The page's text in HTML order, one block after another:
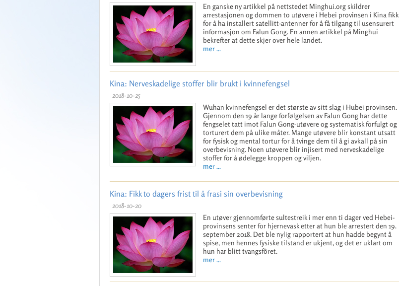
En ganske ny artikkel på nettstedet Minghui.org skildrer
arrestasjonen og dommen to utøvere i Hebei provinsen i Kina fikk
for å ha installert satellitt-antenner for å få tilgang til usensurert
informasjon om Falun Gong. En annen artikkel på Minghui
bekrefter at dette skjer over hele landet.
mer ...
Kina: Nerveskadelige stoffer blir brukt i kvinnefengsel
2018-10-25
Wuhan kvinnefengsel er det største av sitt slag i Hubei provinsen.
Gjennom den 19 år lange forfølgelsen av Falun Gong har dette
fengselet tatt imot Falun Gong-utøvere og systematisk forfulgt og
torturert dem på ulike måter. Mange utøvere blir konstant utsatt
for fysisk og mental tortur for å tvinge dem til å gi avkall på sin
overbevisning. Noen utøvere blir injisert med nerveskadelige
stoffer for å ødelegge kroppen og viljen.
mer ...
Kina: Fikk to dagers frist til å frasi sin overbevisning
2018-10-20
En utøver gjennomførte sultestreik i mer enn ti dager ved Hebei-
provinsens senter for hjernevask etter at hun ble arrestert den 19.
september 2018. Det ble nylig rapportert at hun hadde begynt å
spise, men hennes fysiske tilstand er ukjent, og det er uklart om
hun har blitt tvangsfôret.
mer ...